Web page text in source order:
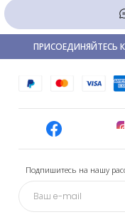
Подпишитесь на нашу
ПРИСОЕДИНЯЙТЕСЬ К